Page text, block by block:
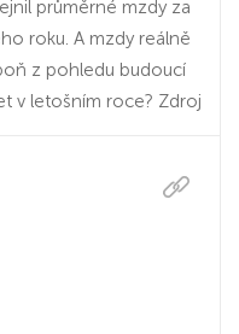
průměrné mzdy za
roku. A mzdy reálně
z pohledu budoucí
v letošním roce? Zdroj